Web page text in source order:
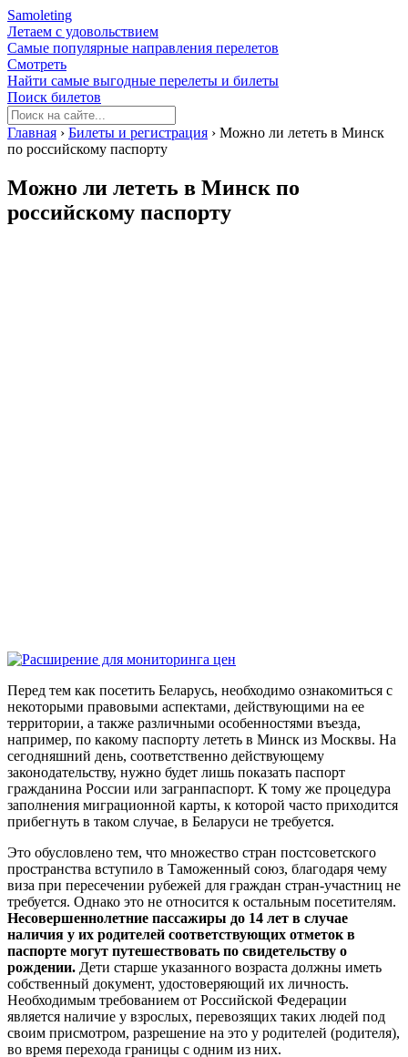
Samoleting
Летаем с удовольствием
Самые популярные направления перелетов
Смотреть
Найти самые выгодные перелеты и билеты
Поиск билетов
Главная › Билеты и регистрация › Можно ли лететь в Минск
по российскому паспорту
Можно ли лететь в Минск по
российскому паспорту
Перед тем как посетить Беларусь, необходимо ознакомиться с
некоторыми правовыми аспектами, действующими на ее
территории, а также различными особенностями въезда,
например, по какому паспорту лететь в Минск из Москвы. На
сегодняшний день, соответственно действующему
законодательству, нужно будет лишь показать паспорт
гражданина России или загранпаспорт. К тому же процедура
заполнения миграционной карты, к которой часто приходится
прибегнуть в таком случае, в Беларуси не требуется.
Это обусловлено тем, что множество стран постсоветского
пространства вступило в Таможенный союз, благодаря чему
виза при пересечении рубежей для граждан стран-участниц не
требуется. Однако это не относится к остальным посетителям.
Несовершеннолетние пассажиры до 14 лет в случае
наличия у их родителей соответствующих отметок в
паспорте могут путешествовать по свидетельству о
рождении. Дети старше указанного возраста должны иметь
собственный документ, удостоверяющий их личность.
Необходимым требованием от Российской Федерации
является наличие у взрослых, перевозящих таких людей под
своим присмотром, разрешение на это у родителей (родителя),
во время перехода границы с одним из них.